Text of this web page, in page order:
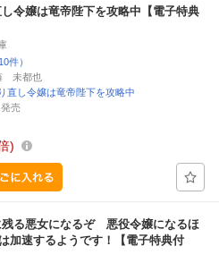
令嬢は竜帝陛下を攻略中【電子特典
件）
未都也
直し令嬢は竜帝陛下を攻略中
売
残る悪女になるぞ 悪役令嬢になるほ
加速するようです！【電子特典付